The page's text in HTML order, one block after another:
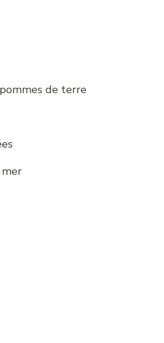
de terre